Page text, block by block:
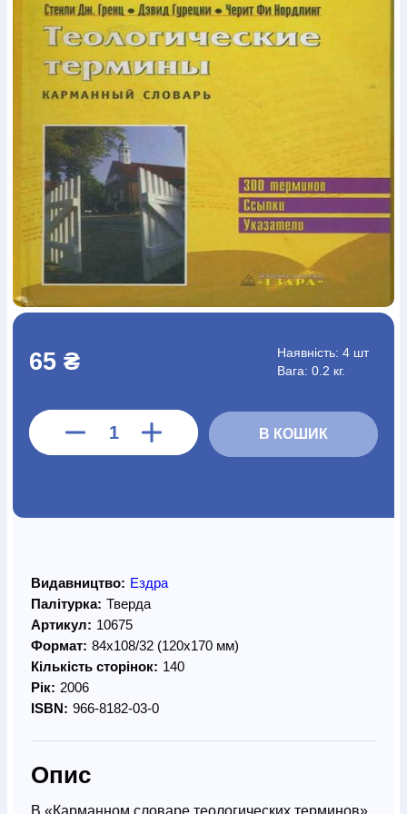
Богослов`яШлюб і сім`яЮдаїзм
Супутні товари
ПеріодикаАудіоРучки кульковіВідеоГалантерея
Закладки для книгФутболкиБрелоки
БлокнотиЩоденники / щотижневики
Вироби з дерева
Вироби з срібла
Навчальні мапиШкіряні вироби
вироби Міні-лампи Наклейки
подарунковіПлакатиПластмасові вироби
Подарункові карткиРозвиваючі ігриРепринтиСвічки
Зошити ФотокартиниЧохли на БибліїГоловні убори
Календарі
Канцелярскі товари
Комп`ютерні ігри
ЛистівкиСувенирна продукціяГодинники
Пазли
Книга в комплекті
За додатковою інформацією дзвоніть за номером:+38
65 ₴ Наявність: 4 шт
Вага: 0.2 кг.
В КОШИК
Видавництво: Ездра
Палітурка: Тверда
Артикул: 10675
Формат: 84х108/32 (120х170 мм)
Кількість сторінок: 140
Рік: 2006
ISBN: 966-8182-03-0
Опис
В «Карманном словаре теологических терминов»